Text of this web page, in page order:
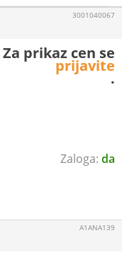
da
3001040067
Za prikaz cen se
prijavite
.
A1ANA139